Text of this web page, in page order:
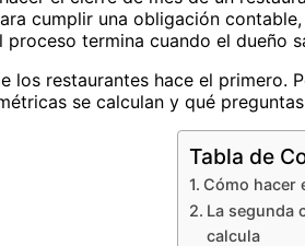
cumplir una obligación
proceso termina cuando el dueño
los restaurantes hace el primero.
se calculan y qué
Tabla de
Cómo hacer
La segunda
calcula